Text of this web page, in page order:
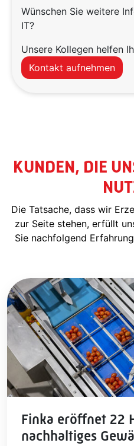
Wünschen Sie weitere
IT?
Unsere Kollegen helfen
Kontakt aufnehmen
KUNDEN, DIE
Die Tatsache, dass wir
zur Seite stehen, erfüllt
Sie nachfolgend
Finka eröffnet 22
nachhaltiges